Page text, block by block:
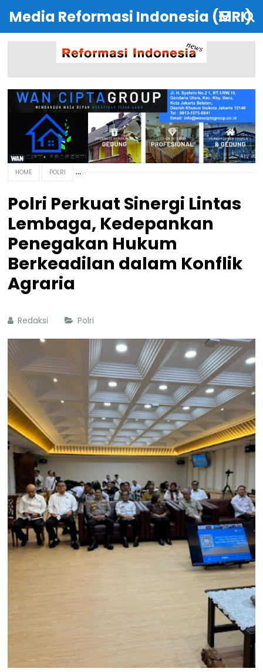
Media Reformasi Indonesia (MRI)
HOME POLRI
Polri Perkuat Sinergi Lintas
Lembaga, Kedepankan
Penegakan Hukum
Berkeadilan dalam Konflik
Agraria
Redaksi Polri